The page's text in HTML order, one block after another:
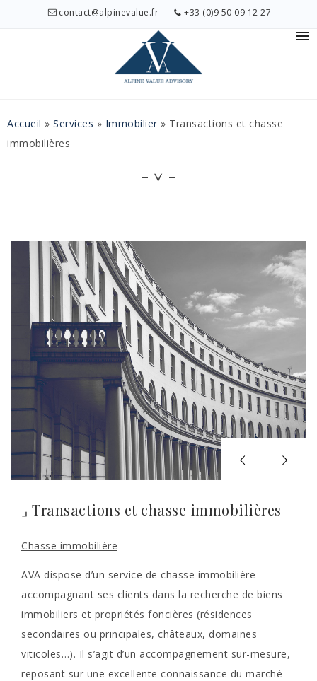
contact@alpinevalue.fr +33 (0)9 50 09 12 27
Accueil » Services » Immobilier » Transactions et chasse
immobilières
⌟ Transactions et chasse immobilières
Chasse immobilière
AVA dispose d’un service de chasse immobilière
accompagnant ses clients dans la recherche de biens
immobiliers et propriétés foncières (résidences
secondaires ou principales, châteaux, domaines
viticoles…). Il s’agit d’un accompagnement sur-mesure,
reposant sur une excellente connaissance du marché